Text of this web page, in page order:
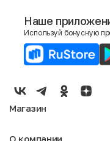
E-mail
Мужской
Женский
Наше
Используй бонусную
Магазин
О компании